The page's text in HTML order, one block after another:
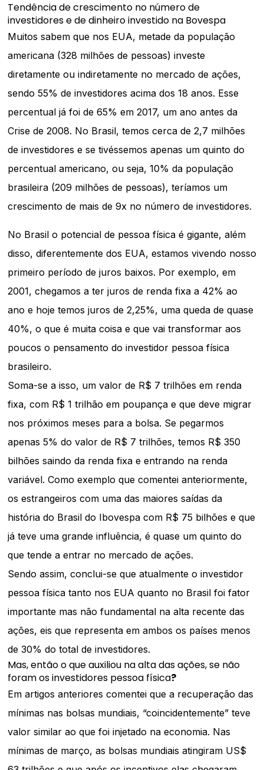
Tendência de crescimento no número de
investidores e de dinheiro investido na Bovespa
Muitos sabem que nos EUA, metade da população
americana (328 milhões de pessoas) investe
diretamente ou indiretamente no mercado de ações,
sendo 55% de investidores acima dos 18 anos. Esse
percentual já foi de 65% em 2017, um ano antes da
Crise de 2008. No Brasil, temos cerca de 2,7 milhões
de investidores e se tivéssemos apenas um quinto do
percentual americano, ou seja, 10% da população
brasileira (209 milhões de pessoas), teríamos um
crescimento de mais de 9x no número de investidores.
No Brasil o potencial de pessoa física é gigante, além
disso, diferentemente dos EUA, estamos vivendo nosso
primeiro período de juros baixos. Por exemplo, em
2001, chegamos a ter juros de renda fixa a 42% ao
ano e hoje temos juros de 2,25%, uma queda de quase
40%, o que é muita coisa e que vai transformar aos
poucos o pensamento do investidor pessoa física
brasileiro.
Soma-se a isso, um valor de R$ 7 trilhões em renda
fixa, com R$ 1 trilhão em poupança e que deve migrar
nos próximos meses para a bolsa. Se pegarmos
apenas 5% do valor de R$ 7 trilhões, temos R$ 350
bilhões saindo da renda fixa e entrando na renda
variável. Como exemplo que comentei anteriormente,
os estrangeiros com uma das maiores saídas da
história do Brasil do Ibovespa com R$ 75 bilhões e que
já teve uma grande influência, é quase um quinto do
que tende a entrar no mercado de ações.
Sendo assim, conclui-se que atualmente o investidor
pessoa física tanto nos EUA quanto no Brasil foi fator
importante mas não fundamental na alta recente das
ações, eis que representa em ambos os países menos
de 30% do total de investidores.
Mas, então o que auxiliou na alta das ações, se não
foram os investidores pessoa física?
Em artigos anteriores comentei que a recuperação das
mínimas nas bolsas mundiais, “coincidentemente” teve
valor similar ao que foi injetado na economia. Nas
mínimas de março, as bolsas mundiais atingiram US$